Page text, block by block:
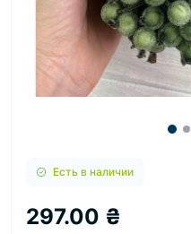
Есть в наличии
297.00 ₴